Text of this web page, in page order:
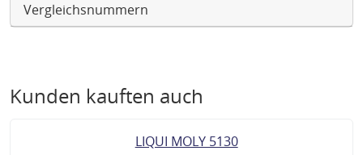
Vergleichsnummern
Kunden kauften auch
LIQUI MOLY 5130